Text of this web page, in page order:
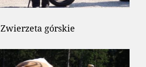
Zwierzeta górskie